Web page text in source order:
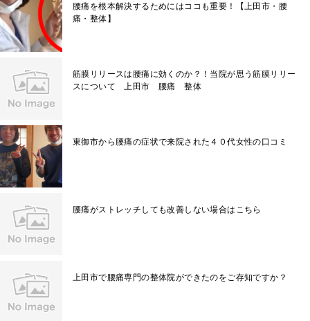
腰痛を根本解決するためにはココも重要！【上田市・腰
痛・整体】
筋膜リリースは腰痛に効くのか？！当院が思う筋膜リリー
スについて 上田市 腰痛 整体
東御市から腰痛の症状で来院された４０代女性の口コミ
腰痛がストレッチしても改善しない場合はこちら
上田市で腰痛専門の整体院ができたのをご存知ですか？